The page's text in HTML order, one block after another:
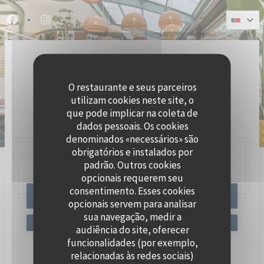
Painel de Gerenciamento de Cookies
O restaurante e seus parceiros
utilizam cookies neste site, o
que pode implicar na coleta de
dados pessoais. Os cookies
denominados «necessários» são
obrigatórios e instalados por
padrão. Outros cookies
opcionais requerem seu
consentimento. Esses cookies
opcionais servem para analisar
sua navegação, medir a
audiência do site, oferecer
funcionalidades (por exemplo,
relacionadas às redes sociais)
Facebook ((abre numa nova janela))
Instagram ((abre numa nova janela))
47, Quai Charles Pasqua,92300 Levallois-Perret
RESERVAR UMA MESA
Mantenha-se atualizado*